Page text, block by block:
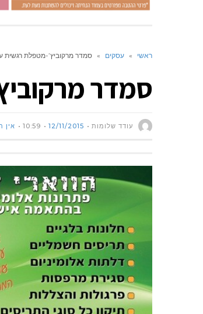
ראשי » עסקים » סמדר מרקוביץ’-מטפלת רגשית עו”ס
סמדר מרקוביץ’-
עודד שלומות 12/11/2015
10:59 אין